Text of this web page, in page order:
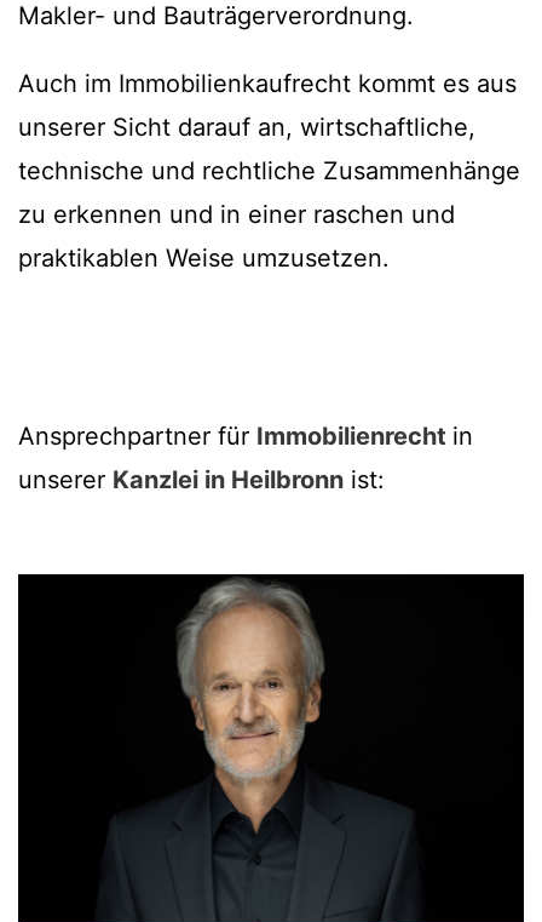
Makler- und Bauträgerverordnung.
Auch im Immobilienkaufrecht kommt es aus
unserer Sicht darauf an, wirtschaftliche,
technische und rechtliche Zusammenhänge
zu erkennen und in einer raschen und
praktikablen Weise umzusetzen.
Ansprechpartner für Immobilienrecht in
unserer Kanzlei in Heilbronn ist: